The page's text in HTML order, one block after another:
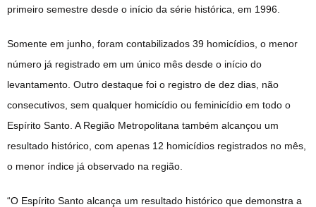
primeiro semestre desde o início da série histórica, em 1996.
Somente em junho, foram contabilizados 39 homicídios, o menor
número já registrado em um único mês desde o início do
levantamento. Outro destaque foi o registro de dez dias, não
consecutivos, sem qualquer homicídio ou feminicídio em todo o
Espírito Santo. A Região Metropolitana também alcançou um
resultado histórico, com apenas 12 homicídios registrados no mês,
o menor índice já observado na região.
“O Espírito Santo alcança um resultado histórico que demonstra a